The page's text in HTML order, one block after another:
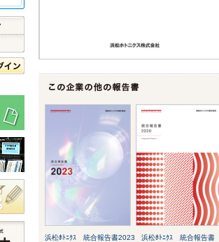
浜松ﾎﾄﾆｸｽ 統合報告書2023
浜松ﾎﾄﾆｸｽ 統合報告書